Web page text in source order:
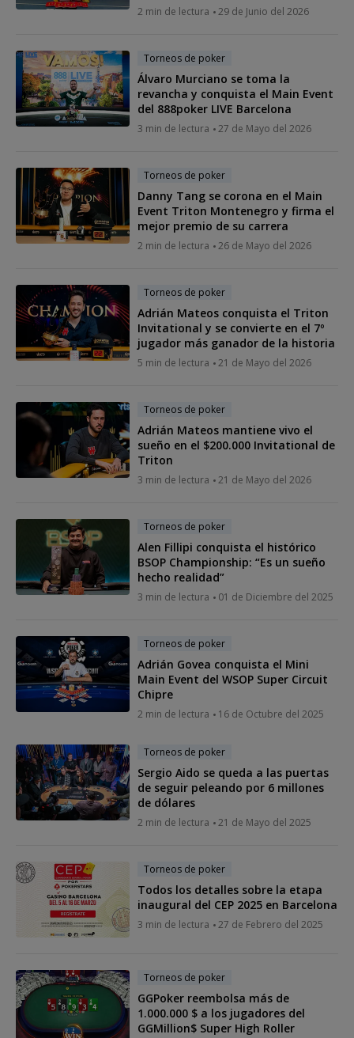
2 min de lectura 29 de Junio del 2026
Torneos de poker
Álvaro Murciano se toma la
revancha y conquista el Main Event
del 888poker LIVE Barcelona
3 min de lectura 27 de Mayo del 2026
Torneos de poker
Danny Tang se corona en el Main
Event Triton Montenegro y firma el
mejor premio de su carrera
2 min de lectura 26 de Mayo del 2026
Torneos de poker
Adrián Mateos conquista el Triton
Invitational y se convierte en el 7º
jugador más ganador de la historia
5 min de lectura 21 de Mayo del 2026
Torneos de poker
Adrián Mateos mantiene vivo el
sueño en el $200.000 Invitational de
Triton
3 min de lectura 21 de Mayo del 2026
Torneos de poker
Alen Fillipi conquista el histórico
BSOP Championship: “Es un sueño
hecho realidad”
3 min de lectura 01 de Diciembre del 2025
Torneos de poker
Adrián Govea conquista el Mini
Main Event del WSOP Super Circuit
Chipre
2 min de lectura 16 de Octubre del 2025
Torneos de poker
Sergio Aido se queda a las puertas
de seguir peleando por 6 millones
de dólares
2 min de lectura 21 de Mayo del 2025
Torneos de poker
Todos los detalles sobre la etapa
inaugural del CEP 2025 en Barcelona
3 min de lectura 27 de Febrero del 2025
Torneos de poker
GGPoker reembolsa más de
1.000.000 $ a los jugadores del
GGMillion$ Super High Roller